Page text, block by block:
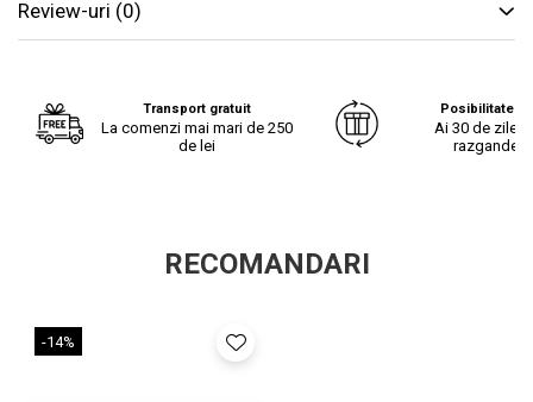
cu bentita aplica pe margine
Pilota este matlasata, are un tuseu moale si foarte placut la
Review-uri (0)
Transport gratuit
La comenzi mai mari de 250
de lei
Posibilitate
Ai 30 de zile
RECOMANDARI
-14%